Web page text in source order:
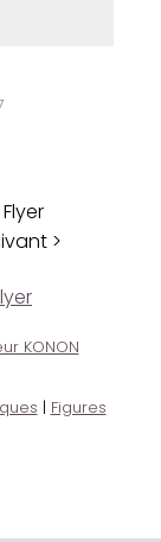
Flyer
>
KONON
| Figures